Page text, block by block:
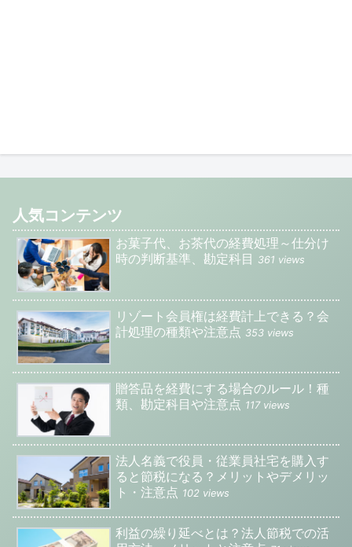
人気コンテンツ
お菓子代、お茶代の経費処理～仕分け
時の判断基準、勘定科目 361 views
リゾート会員権は経費計上できる？会
計処理の種類や注意点 353 views
贈答品を経費にする場合のルール！種
類、勘定科目や注意点 117 views
法人名義で役員・従業員社宅を購入す
ると節税になる？メリットやデメリッ
ト・注意点 102 views
利益の繰り延べとは？法人節税での活